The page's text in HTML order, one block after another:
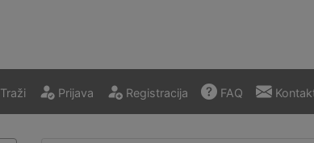
Traži Prijava Registracija FAQ